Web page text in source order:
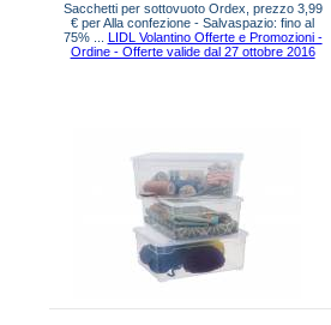
Sacchetti per sottovuoto Ordex, prezzo 3,99
€ per Alla confezione - Salvaspazio: fino al
75% ... LIDL Volantino Offerte e Promozioni -
Ordine - Offerte valide dal 27 ottobre 2016